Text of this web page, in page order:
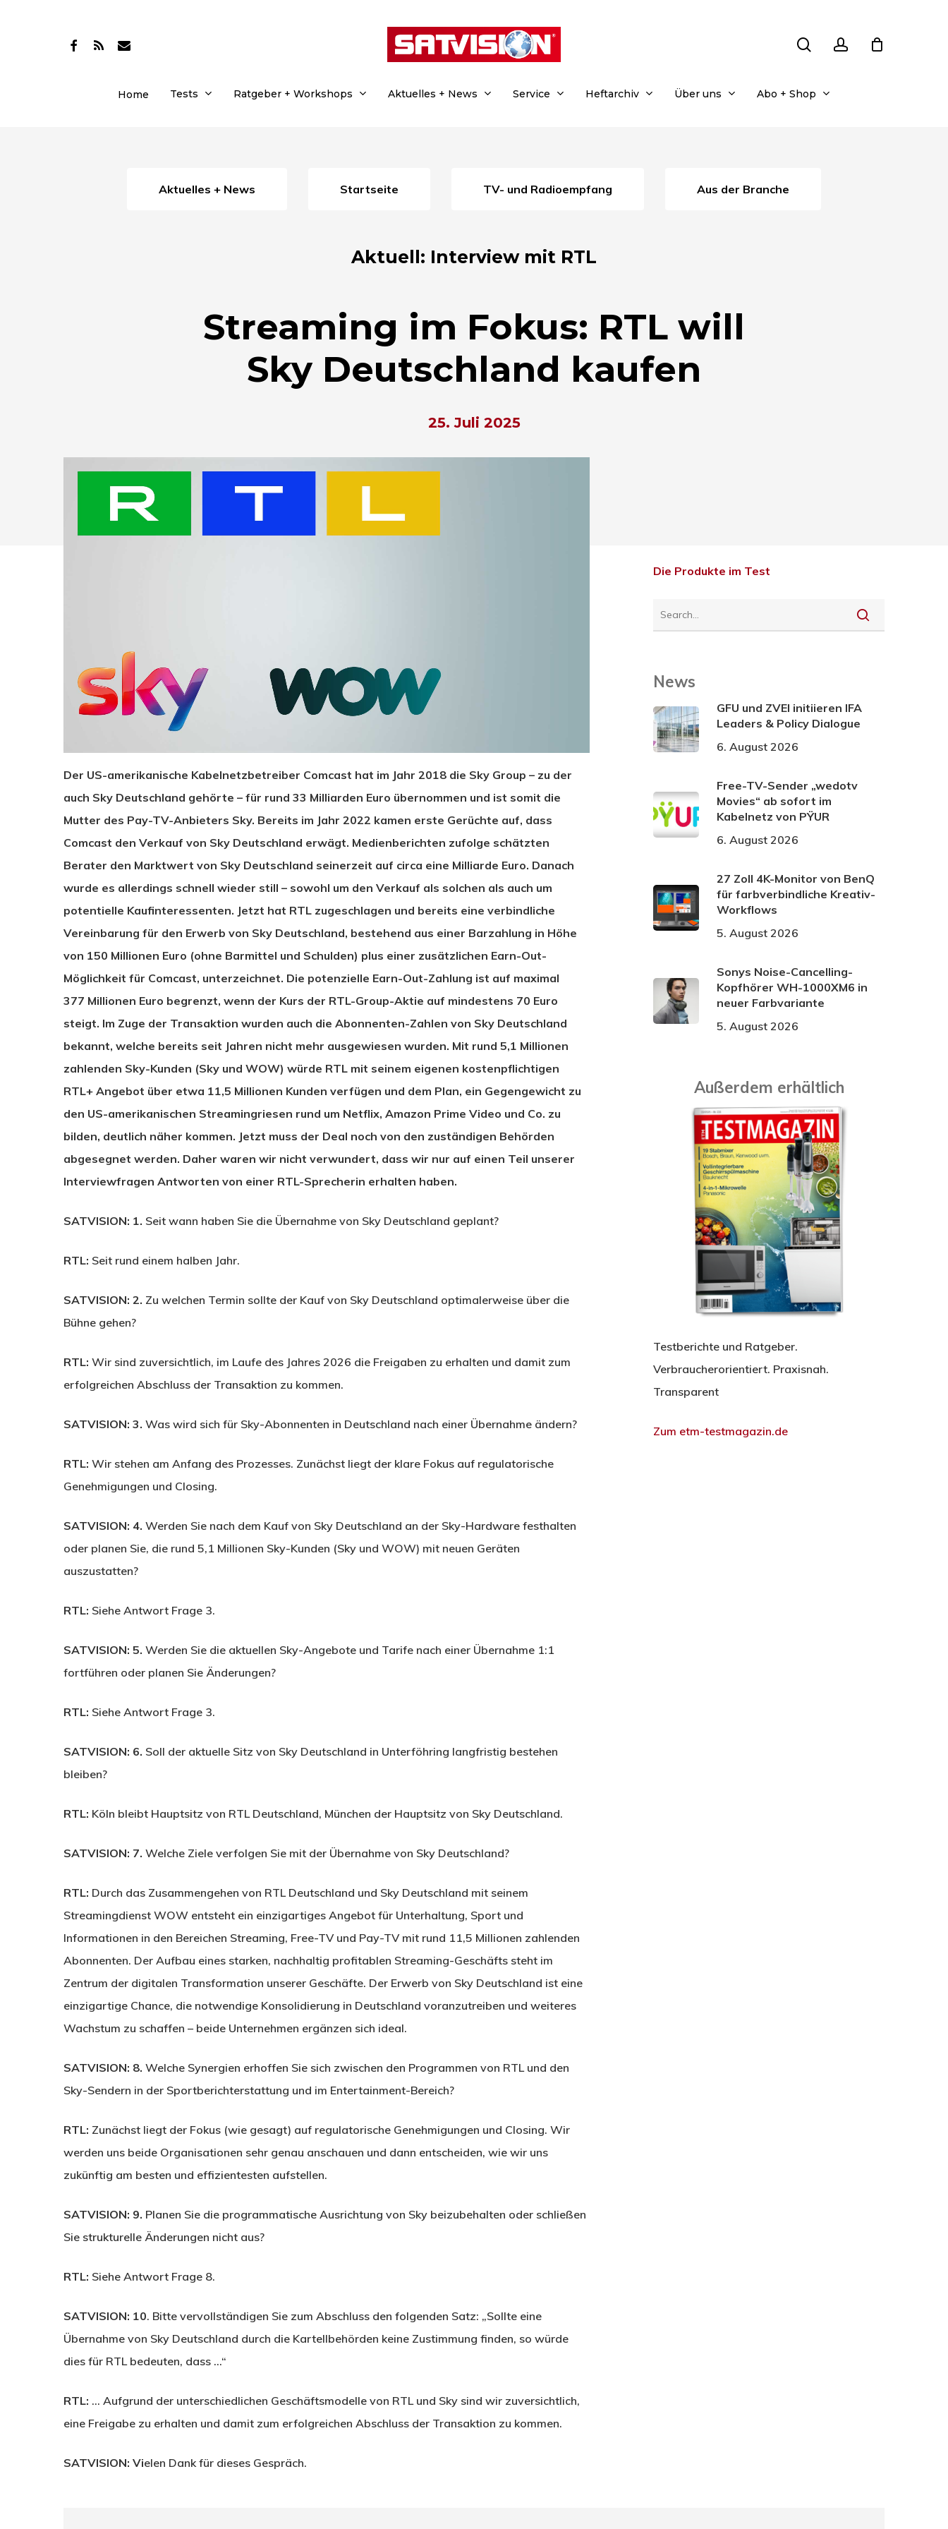
facebook
RSS email
Home Tests Ratgeber + Workshops Aktuelles + News Service Heftarchiv Über uns Abo + Shop
Aktuelles + News Startseite TV- und Radioempfang Aus der Branche
Aktuell: Interview mit RTL
Streaming im Fokus: RTL will
Sky Deutschland kaufen
25. Juli 2025
Der US-amerikanische Kabelnetzbetreiber Comcast hat im Jahr 2018 die Sky Group – zu der
auch Sky Deutschland gehörte – für rund 33 Milliarden Euro übernommen und ist somit die
Mutter des Pay-TV-Anbieters Sky. Bereits im Jahr 2022 kamen erste Gerüchte auf, dass
Comcast den Verkauf von Sky Deutschland erwägt. Medienberichten zufolge schätzten
Berater den Marktwert von Sky Deutschland seinerzeit auf circa eine Milliarde Euro. Danach
wurde es allerdings schnell wieder still – sowohl um den Verkauf als solchen als auch um
potentielle Kaufinteressenten. Jetzt hat RTL zugeschlagen und bereits eine verbindliche
Vereinbarung für den Erwerb von Sky Deutschland, bestehend aus einer Barzahlung in Höhe
von 150 Millionen Euro (ohne Barmittel und Schulden) plus einer zusätzlichen Earn-Out-
Möglichkeit für Comcast, unterzeichnet. Die potenzielle Earn-Out-Zahlung ist auf maximal
377 Millionen Euro begrenzt, wenn der Kurs der RTL-Group-Aktie auf mindestens 70 Euro
steigt. Im Zuge der Transaktion wurden auch die Abonnenten-Zahlen von Sky Deutschland
bekannt, welche bereits seit Jahren nicht mehr ausgewiesen wurden. Mit rund 5,1 Millionen
zahlenden Sky-Kunden (Sky und WOW) würde RTL mit seinem eigenen kostenpflichtigen
RTL+ Angebot über etwa 11,5 Millionen Kunden verfügen und dem Plan, ein Gegengewicht zu
den US-amerikanischen Streamingriesen rund um Netflix, Amazon Prime Video und Co. zu
bilden, deutlich näher kommen. Jetzt muss der Deal noch von den zuständigen Behörden
abgesegnet werden. Daher waren wir nicht verwundert, dass wir nur auf einen Teil unserer
Interviewfragen Antworten von einer RTL-Sprecherin erhalten haben.
SATVISION: 1. Seit wann haben Sie die Übernahme von Sky Deutschland geplant?
RTL: Seit rund einem halben Jahr.
SATVISION: 2. Zu welchen Termin sollte der Kauf von Sky Deutschland optimalerweise über die
Bühne gehen?
RTL: Wir sind zuversichtlich, im Laufe des Jahres 2026 die Freigaben zu erhalten und damit zum
erfolgreichen Abschluss der Transaktion zu kommen.
SATVISION: 3. Was wird sich für Sky-Abonnenten in Deutschland nach einer Übernahme ändern?
RTL: Wir stehen am Anfang des Prozesses. Zunächst liegt der klare Fokus auf regulatorische
Genehmigungen und Closing.
SATVISION: 4. Werden Sie nach dem Kauf von Sky Deutschland an der Sky-Hardware festhalten
oder planen Sie, die rund 5,1 Millionen Sky-Kunden (Sky und WOW) mit neuen Geräten
auszustatten?
RTL: Siehe Antwort Frage 3.
SATVISION: 5. Werden Sie die aktuellen Sky-Angebote und Tarife nach einer Übernahme 1:1
fortführen oder planen Sie Änderungen?
RTL: Siehe Antwort Frage 3.
SATVISION: 6. Soll der aktuelle Sitz von Sky Deutschland in Unterföhring langfristig bestehen
bleiben?
RTL: Köln bleibt Hauptsitz von RTL Deutschland, München der Hauptsitz von Sky Deutschland.
SATVISION: 7. Welche Ziele verfolgen Sie mit der Übernahme von Sky Deutschland?
RTL: Durch das Zusammengehen von RTL Deutschland und Sky Deutschland mit seinem
Streamingdienst WOW entsteht ein einzigartiges Angebot für Unterhaltung, Sport und
Informationen in den Bereichen Streaming, Free-TV und Pay-TV mit rund 11,5 Millionen zahlenden
Abonnenten. Der Aufbau eines starken, nachhaltig profitablen Streaming-Geschäfts steht im
Zentrum der digitalen Transformation unserer Geschäfte. Der Erwerb von Sky Deutschland ist eine
einzigartige Chance, die notwendige Konsolidierung in Deutschland voranzutreiben und weiteres
Wachstum zu schaffen – beide Unternehmen ergänzen sich ideal.
SATVISION: 8. Welche Synergien erhoffen Sie sich zwischen den Programmen von RTL und den
Sky-Sendern in der Sportberichterstattung und im Entertainment-Bereich?
RTL: Zunächst liegt der Fokus (wie gesagt) auf regulatorische Genehmigungen und Closing. Wir
werden uns beide Organisationen sehr genau anschauen und dann entscheiden, wie wir uns
zukünftig am besten und effizientesten aufstellen.
SATVISION: 9. Planen Sie die programmatische Ausrichtung von Sky beizubehalten oder schließen
Sie strukturelle Änderungen nicht aus?
RTL: Siehe Antwort Frage 8.
SATVISION: 10. Bitte vervollständigen Sie zum Abschluss den folgenden Satz: „Sollte eine
Übernahme von Sky Deutschland durch die Kartellbehörden keine Zustimmung finden, so würde
dies für RTL bedeuten, dass …“
RTL: … Aufgrund der unterschiedlichen Geschäftsmodelle von RTL und Sky sind wir zuversichtlich,
eine Freigabe zu erhalten und damit zum erfolgreichen Abschluss der Transaktion zu kommen.
SATVISION: Vielen Dank für dieses Gespräch.
Die Produkte im Test
News
GFU und ZVEI initiieren IFA
Leaders & Policy Dialogue
6. August 2026
Free-TV-Sender „wedotv
Movies“ ab sofort im
Kabelnetz von PŸUR
6. August 2026
27 Zoll 4K-Monitor von BenQ
für farbverbindliche Kreativ-
Workflows
5. August 2026
Sonys Noise-Cancelling-
Kopfhörer WH-1000XM6 in
neuer Farbvariante
5. August 2026
Außerdem erhältlich
Testberichte und Ratgeber.
Verbraucherorientiert. Praxisnah.
Transparent
Zum etm-testmagazin.de